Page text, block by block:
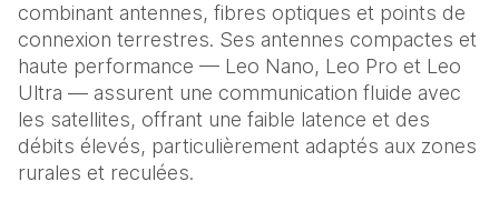
combinant antennes, fibres optiques et points de
connexion terrestres. Ses antennes compactes et
haute performance — Leo Nano, Leo Pro et Leo
Ultra — assurent une communication fluide avec
les satellites, offrant une faible latence et des
débits élevés, particulièrement adaptés aux zones
rurales et reculées.